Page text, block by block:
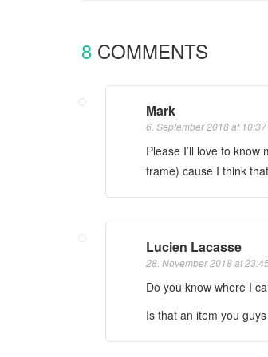
N
V
I
8 COMMENTS
Mark
6. September 2018 at 10:37
Please I’ll love to
frame) cause I think
Lucien Lacasse
28. November 2018 at
Do you know where I
Is that an item you